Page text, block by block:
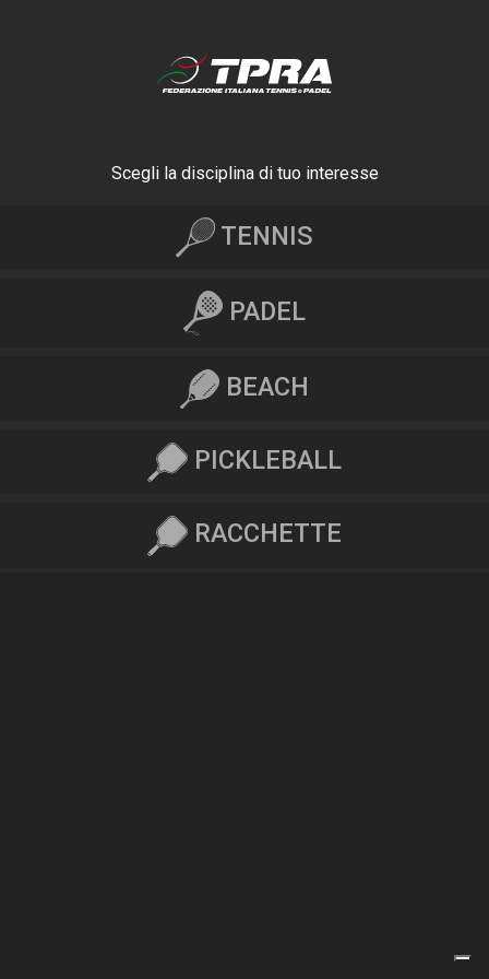
Scegli la disciplina di tuo interesse
TENNIS
PADEL
BEACH
PICKLEBALL
RACCHETTE